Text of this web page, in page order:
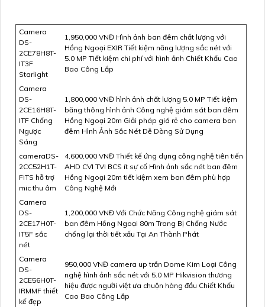
Camera
DS-
2CE78H8T-
IT3F
Starlight
1,950,000 VNĐ Hình ảnh ban đêm chất lượng với
Hồng Ngoại EXIR Tiết kiệm năng lượng sắc nét với
5.0 MP Tiết kiệm chi phí với hình ảnh Chiết Khấu Cao
Bao Công Lắp
Camera
DS-
2CE16H8T-
ITF Chống
Ngược
Sáng
1,800,000 VNĐ hình ảnh chất lượng 5.0 MP Tiết kiệm
băng thông hình ảnh Công nghệ giám sát ban đêm
Hồng Ngoại 20m Giải pháp giá rẻ cho camera ban
đêm Hình Ảnh Sắc Nét Dễ Dàng Sử Dụng
cameraDS-
2CC52H1T-
FITS hỗ trợ
mic thu âm
4,600,000 VNĐ Thiết kế ứng dụng công nghệ tiên tiến
AHD CVI TVI BCS ít sự cố Hình ảnh sắc nét ban đêm
Hồng Ngoại 20m tiết kiệm xem ban đêm phù hợp
Công Nghệ Mới
Camera
DS-
2CE17H0T-
IT5F sắc
nét
1,200,000 VNĐ Với Chức Năng Công nghệ giám sát
ban đêm Hồng Ngoại 80m Trang Bị Chống Nước
chống lại thời tiết xấu Tại An Thành Phát
Camera
DS-
2CE56H0T-
IRMMF thiết
kế đẹp
950,000 VNĐ camera up trần Dome Kim Loại Công
nghệ hình ảnh sắc nét với 5.0 MP Hikvision thương
hiệu được người việt ưa chuộn hàng đầu Chiết Khấu
Cao Bao Công Lắp